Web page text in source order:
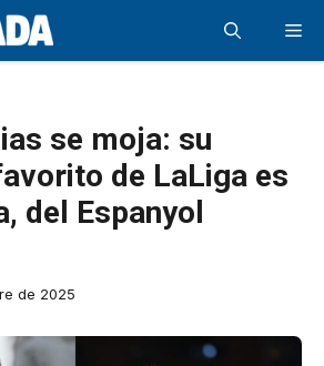
se moja: su
de LaLiga es
del Espanyol
de 2025